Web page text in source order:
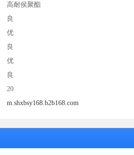
高耐侯聚酯
良
优
良
优
良
20
m.shxbsy168.b2b168.com